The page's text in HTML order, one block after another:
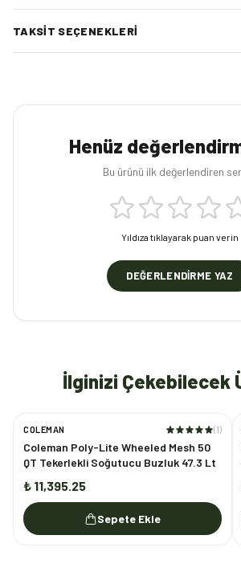
TAKSIT SEÇENEKLERI
Henüz
Bu ürünü ilk değerlendiren
Yıldıza tıklayarak puan verin
DEĞERLENDIRME YAZ
İlginizi Çekebilecek
COLEMAN (1)
Coleman Poly-Lite Wheeled Mesh 50
QT Tekerlekli Soğutucu Buzluk 47.3 Lt
₺ 11,395.25
Sepete Ekle